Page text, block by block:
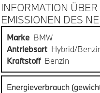
INFORMATION
EMISSIONEN DES
Marke BMW
Antriebsart Hybrid/
Kraftstoff Benzin
Energieverbrauch